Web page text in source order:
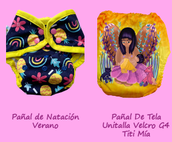
Pañal de Natación
Verano
Pañal De Tela
Unitalla Velcro G4
Titi Mía